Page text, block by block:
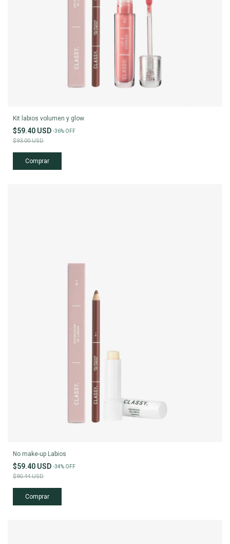
Kit labios volumen y glow
$59.40 USD -36% OFF
$93.00 USD
No make-up Labios
$59.40 USD -34% OFF
$90.44 USD